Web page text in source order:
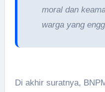
moral dan
warga yang
Di akhir suratnya,